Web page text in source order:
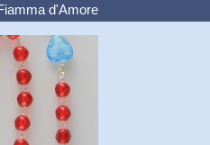
d'Amore